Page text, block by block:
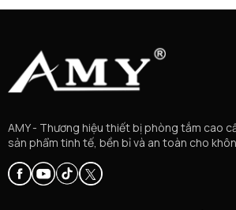
AMY - Thương hiệu thiết bị phòng tắm cao
sản phẩm tinh tế, bền bỉ và an toàn cho